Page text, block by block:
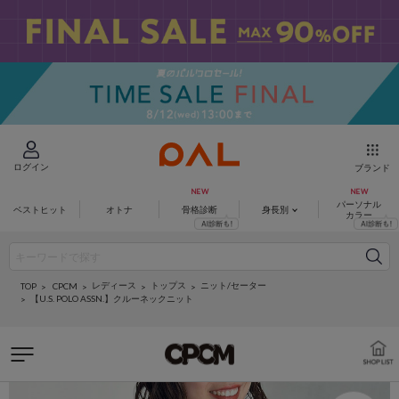
ログイン ブランド
ベストヒット オトナ 骨格診断 身長別
パーソナル
カラー
TOP CPCM レディース トップス
ニット/セーター
【U.S. POLO ASSN.】クルーネックニット